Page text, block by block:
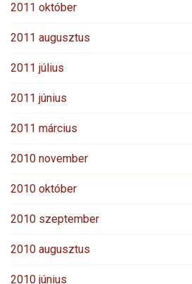
2011 október
2011 augusztus
2011 július
2011 június
2011 március
2010 november
2010 október
2010 szeptember
2010 augusztus
2010 június